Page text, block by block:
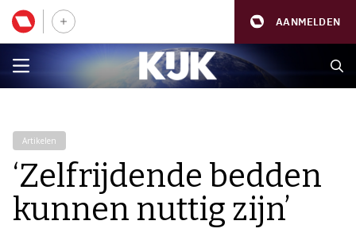
AANMELDEN
Artikelen
‘Zelfrijdende bedden
kunnen nuttig zijn’